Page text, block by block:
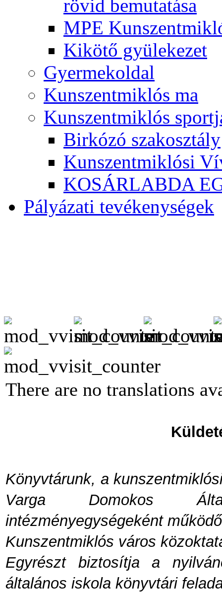
rövid bemutatása
MPE
Kikötő gyülekezet
Gyermekoldal
Kunszentmiklós ma
Kunszentmiklós
Birkózó szakosztály
Kunszentmiklósi
KOSÁRLABDA
Pályázati tevékenységek
There are no translations
Könyvtárunk, a
Varga Domokos
intézményegységeként
Kunszentmiklós város
Egyrészt biztosítja a
általános iskola könyvtári